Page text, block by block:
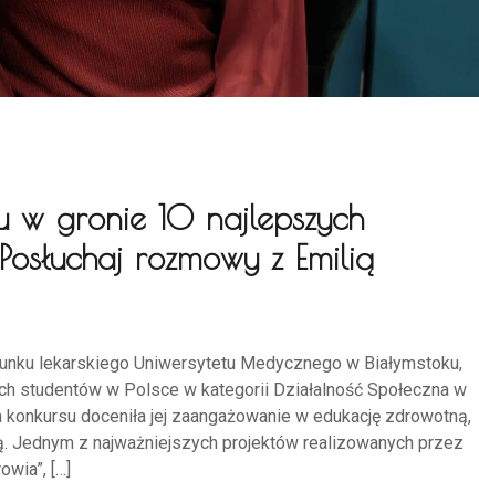
w gronie 10 najlepszych
rozmowy z Emilią
lekarskiego Uniwersytetu Medycznego w Białymstoku,
studentów w Polsce w kategorii Działalność Społeczna w
doceniła jej zaangażowanie w edukację zdrowotną,
Jednym z najważniejszych projektów realizowanych przez
[…]